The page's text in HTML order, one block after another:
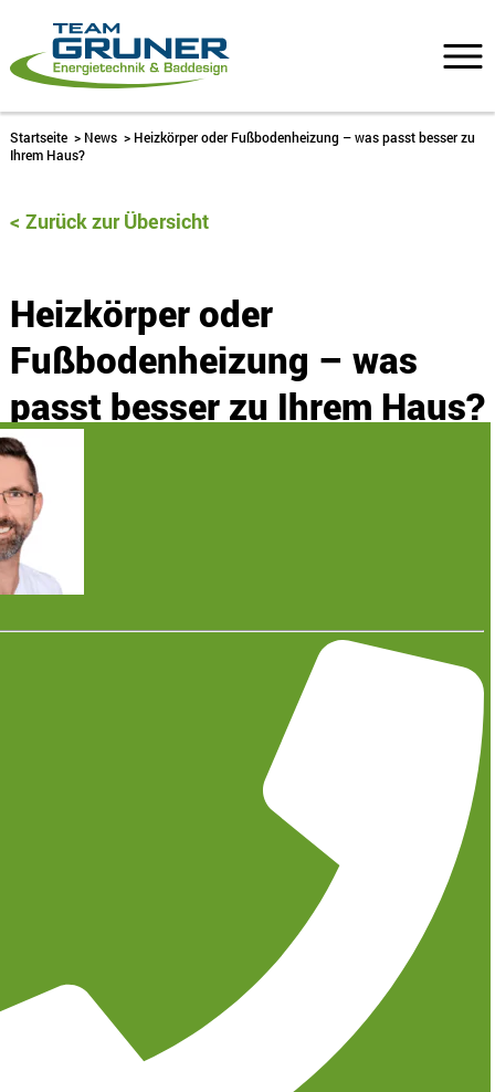
Startseite > News > Heizkörper oder Fußbodenheizung – was passt besser zu
Ihrem Haus?
Zurück zur Übersicht
Heizkörper oder
Fußbodenheizung – was
passt besser zu Ihrem Haus?
6. März 2026
Viele Hausbesitzer stehen bei Neubau oder Sanierung vor
derselben Frage: Bleiben klassische Heizkörper sinnvoll oder
lohnt sich der Umstieg auf eine Fußbodenheizung?
Aus unserer täglichen Praxis im Heizungsbau zeigt sich: Eine
pauschale Antwort gibt es nicht. Die richtige Lösung hängt
stark vom Gebäude, der vorhandenen Heiztechnik und den
Komfortansprüchen der Bewohner ab. Während im Neubau
heute häufig Fußbodenheizungen geplant werden,
entscheiden sich viele Eigentümer bei Modernisierungen
weiterhin bewusst für Heizkörper – oft aus guten Gründen.